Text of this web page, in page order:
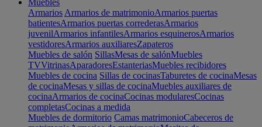
Muebles
Armarios Armarios de matrimonioArmarios puertas
batientesArmarios puertas correderasArmarios
juvenilArmarios infantilesArmarios esquinerosArmarios
vestidoresArmarios auxiliaresZapateros
Muebles de salón SillasMesas de salónMuebles
TVVitrinasAparadoresEstanteriasMuebles recibidores
Muebles de cocina Sillas de cocinasTaburetes de cocinaMesas
de cocinaMesas y sillas de cocinaMuebles auxiliares de
cocinaArmarios de cocinaCocinas modularesCocinas
completasCocinas a medida
Muebles de dormitorio Camas matrimonioCabeceros de